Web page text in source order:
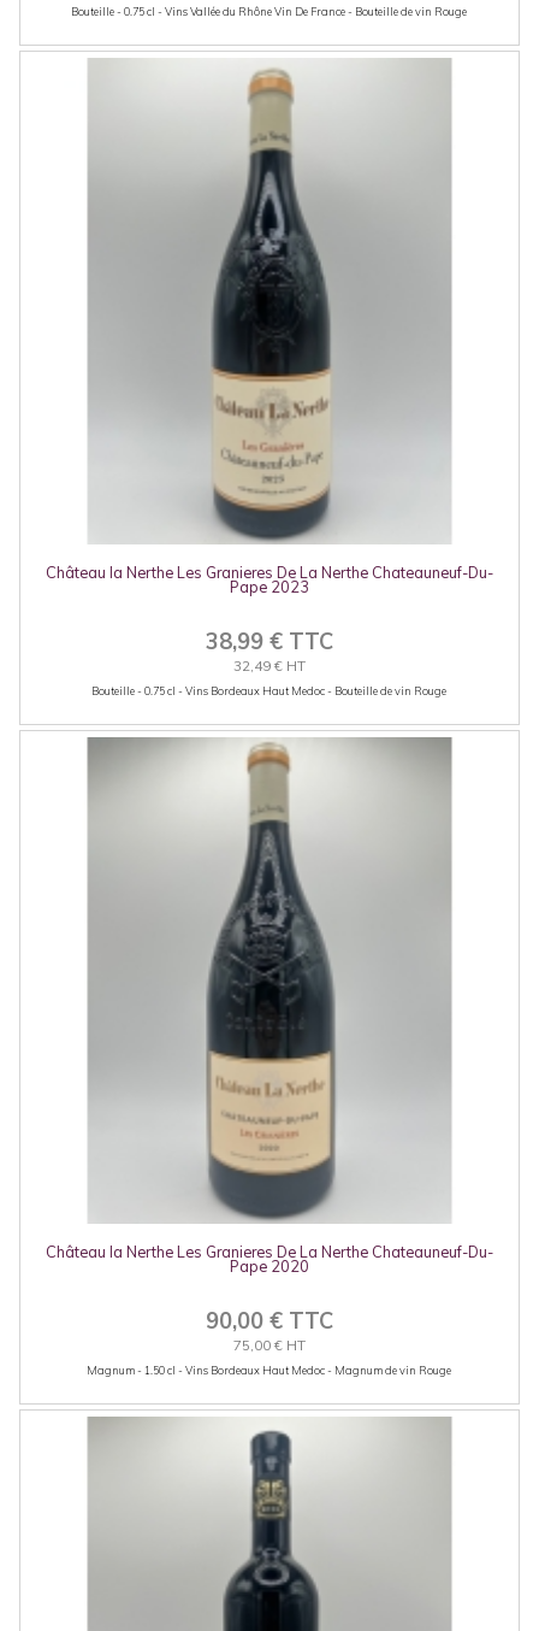
Bouteille - 0.75 cl - Vins Vallée du Rhône Vin De France - Bouteille de vin Rouge
Château la Nerthe Les Granieres De La Nerthe Chateauneuf-Du-
Pape 2023
38,99 € TTC
32,49 € HT
Bouteille - 0.75 cl - Vins Bordeaux Haut Medoc - Bouteille de vin Rouge
Château la Nerthe Les Granieres De La Nerthe Chateauneuf-Du-
Pape 2020
90,00 € TTC
75,00 € HT
Magnum - 1.50 cl - Vins Bordeaux Haut Medoc - Magnum de vin Rouge